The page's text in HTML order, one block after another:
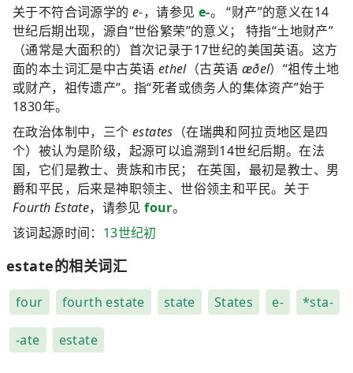
关于不符合词源学的 e-，请参见 e-。 “财产”的意义在14
世纪后期出现，源自“世俗繁荣”的意义； 特指“土地财产”
（通常是大面积的）首次记录于17世纪的美国英语。这方
面的本土词汇是中古英语 ethel（古英语 æðel）“祖传土地
或财产，祖传遗产”。指“死者或债务人的集体资产”始于
1830年。
在政治体制中，三个 estates （在瑞典和阿拉贡地区是四
个）被认为是阶级，起源可以追溯到14世纪后期。在法
国，它们是教士、贵族和市民； 在英国，最初是教士、男
爵和平民，后来是神职领主、世俗领主和平民。关于
Fourth Estate，请参见four。
该词起源时间： 13世纪初
estate的相关词汇
four fourth estate state States e- *sta-
-ate estate